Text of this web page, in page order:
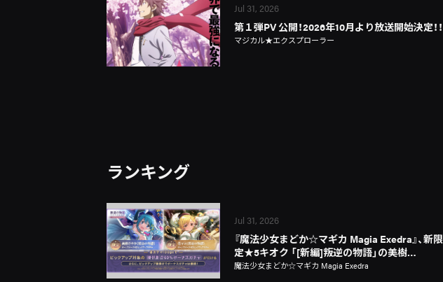
Jul 31, 2026
第１弾PV 公開！2026年10月より放送開始決定！！
マジカル★エクスプローラー
ランキング
Jul 31, 2026
『魔法少女まどか☆マギカ Magia Exedra』、新限
定★5キオク 「[新編]叛逆の物語」の美樹…
魔法少女まどか☆マギカ Magia Exedra